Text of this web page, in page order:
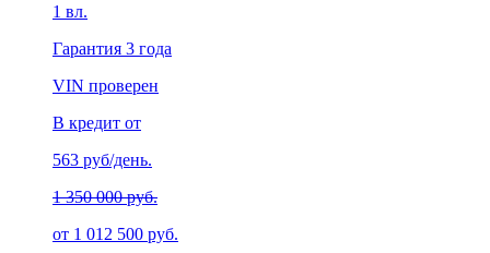
1 вл.
Гарантия 3 года
VIN проверен
В кредит от
563 руб/день.
1 350 000 руб.
от 1 012 500 руб.